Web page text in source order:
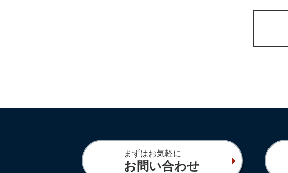
まずはお気軽に
お問い合わせ